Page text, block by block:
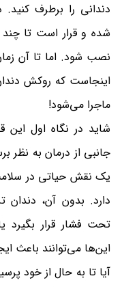
دندانی را برطرف
شده و قرار است تا
نصب شود. اما تا آن
اینجاست که روکش
ماجرا می‌شود!
شاید در نگاه اول
جانبی از درمان به نظر
یک نقش حیاتی در
دارد. بدون آن،
تحت فشار قرار
این‌ها می‌توانند باعث
آیا تا به حال از خود